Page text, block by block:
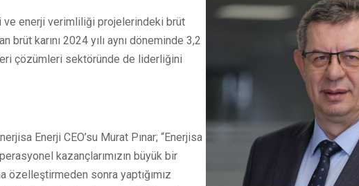
ve enerji verimliliği projelerindeki brüt
brüt karını 2024 yılı aynı döneminde 3,2
çözümleri sektöründe de liderliğini
Enerji CEO’su Murat Pınar; “Enerjisa
kazançlarımızın büyük bir
özelleştirmeden sonra yaptığımız